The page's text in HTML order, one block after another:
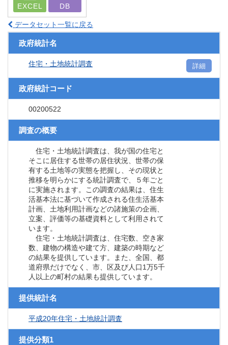
EXCEL DB
データセット一覧に戻る
政府統計名
住宅・土地統計調査 詳細
政府統計コード
00200522
調査の概要
住宅・土地統計調査は、我が国の住宅と
そこに居住する世帯の居住状況、世帯の保
有する土地等の実態を把握し、その現状と
推移を明らかにする統計調査で、５年ごと
に実施されます。この調査の結果は、住生
活基本法に基づいて作成される住生活基本
計画、土地利用計画などの諸施策の企画、
立案、評価等の基礎資料として利用されて
います。
住宅・土地統計調査は、住宅数、空き家
数、建物の構造や建て方、建築の時期など
の結果を提供しています。また、全国、都
道府県だけでなく、市、区及び人口1万5千
人以上の町村の結果も提供しています。
提供統計名
平成20年住宅・土地統計調査
提供分類1